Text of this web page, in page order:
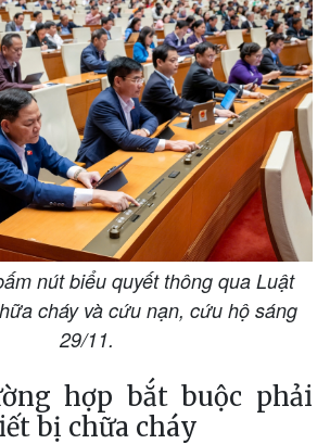
nút biểu quyết thông qua Luật
cháy và cứu nạn, cứu hộ sáng
29/11.
hợp bắt buộc phải
bị chữa cháy